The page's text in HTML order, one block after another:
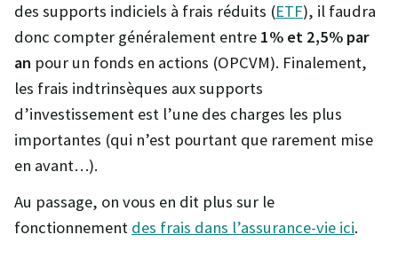
des supports indiciels à frais réduits (ETF), il faudra
donc compter généralement entre 1% et 2,5% par
an pour un fonds en actions (OPCVM). Finalement,
les frais indtrinsèques aux supports
d’investissement est l’une des charges les plus
importantes (qui n’est pourtant que rarement mise
en avant…).
Au passage, on vous en dit plus sur le
fonctionnement des frais dans l’assurance-vie ici.